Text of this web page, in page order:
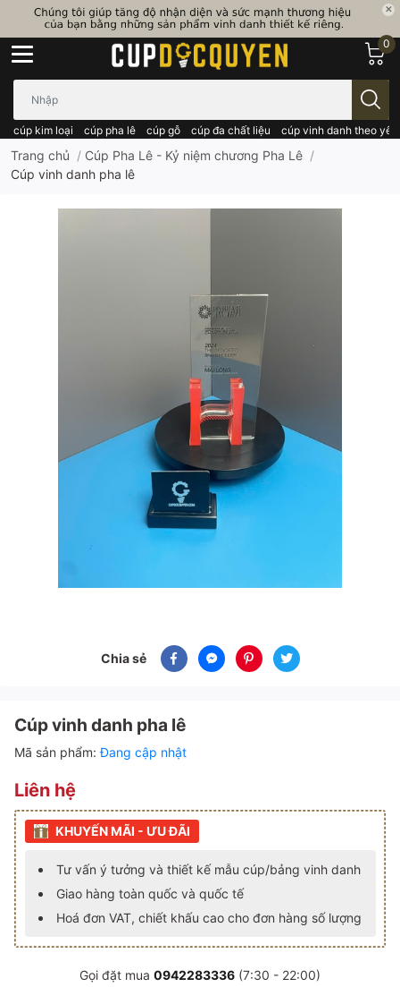
cúp kim loại cúp pha lê cúp gỗ cúp đa chất liệu cúp vinh danh theo
0
Trang chủ / Cúp Pha Lê - Kỷ niệm chương Pha Lê /
Cúp vinh danh pha lê
Chia sẻ
Cúp vinh danh pha lê
Mã sản phẩm:Đang cập nhật
Liên hệ
KHUYẾN MÃI - ƯU ĐÃI
Tư vấn ý tưởng và thiết kế mẫu cúp/bảng vinh danh
Giao hàng toàn quốc và quốc tế
Hoá đơn VAT, chiết khấu cao cho đơn hàng số lượng
Gọi đặt mua 0942283336 (7:30 - 22:00)